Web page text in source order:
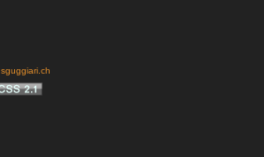
sguggiari.ch